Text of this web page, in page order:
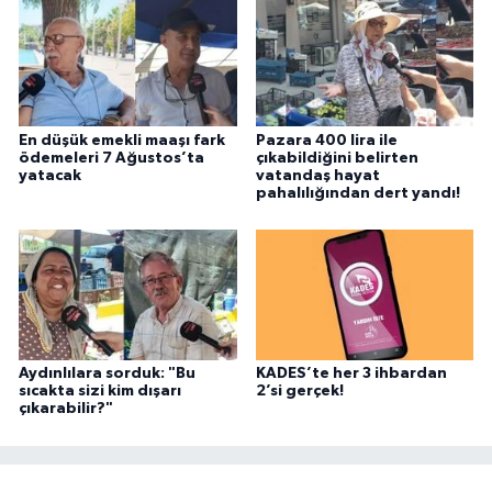
En düşük emekli maaşı fark
ödemeleri 7 Ağustos’ta
yatacak
Pazara 400 lira ile
çıkabildiğini belirten
vatandaş hayat
pahalılığından dert yandı!
Aydınlılara sorduk: "Bu
sıcakta sizi kim dışarı
çıkarabilir?"
KADES’te her 3 ihbardan
2’si gerçek!
YEREL
AFYON
AFYONKARAHİSAR
DENİZLİ
İZMİR
KÜTAHYA